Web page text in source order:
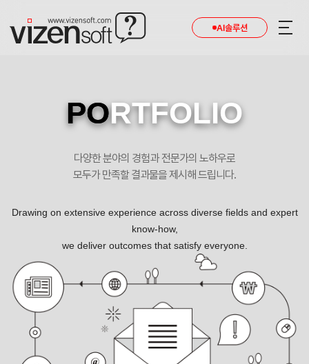
AI솔루션
PORTFOLIO
다양한 분야의 경험과 전문가의 노하우로
모두가 만족할 결과물을 제시해 드립니다.
Drawing on extensive experience across diverse fields and expert
know-how,
we deliver outcomes that satisfy everyone.